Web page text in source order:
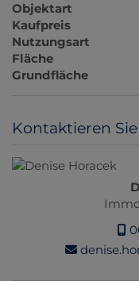
Objektart
Kaufpreis
Nutzungsart
Fläche
Grundfläche
Kontaktieren